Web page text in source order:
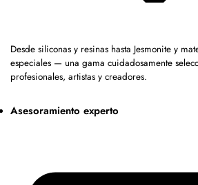
Desde siliconas y resinas hasta Jesmonite y
especiales — una gama cuidadosamente
profesionales, artistas y creadores.
Asesoramiento experto